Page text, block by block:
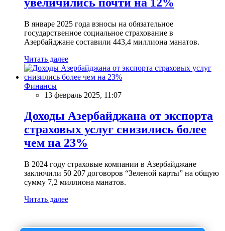
В январе 2025 года взносы на обязательное
государственное социальное страхование в
Азербайджане составили 443,4 миллиона манатов.
Читать далее
Финансы
13 февраль 2025, 11:07
Доходы Азербайджана от экспорта
страховых услуг снизились более
чем на 23%
В 2024 году страховые компании в Азербайджане
заключили 50 207 договоров “Зеленой карты” на общую
сумму 7,2 миллиона манатов.
Читать далее